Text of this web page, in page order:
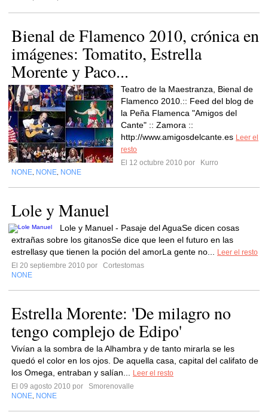
Bienal de Flamenco 2010, crónica en
imágenes: Tomatito, Estrella
Morente y Paco...
Teatro de la Maestranza, Bienal de
Flamenco 2010.:: Feed del blog de
la Peña Flamenca "Amigos del
Cante" :: Zamora ::
http://www.amigosdelcante.es Leer el
resto
El 12 octubre 2010 por
Kurro
NONE NONE NONE
Lole y Manuel
Lole y Manuel - Pasaje del AguaSe dicen cosas
extrañas sobre los gitanosSe dice que leen el futuro en las
estrellasy que tienen la poción del amorLa gente no...
Leer el resto
El 20 septiembre 2010 por
Cortestomas
NONE
Estrella Morente: 'De milagro no
tengo complejo de Edipo'
Vivían a la sombra de la Alhambra y de tanto mirarla se les
quedó el color en los ojos. De aquella casa, capital del califato de
los Omega, entraban y salían...
Leer el resto
El 09 agosto 2010 por
Smorenovalle
NONE NONE